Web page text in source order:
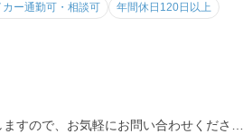
カー通勤可・相談可
年間休日120日以上
すので、お気軽にお問い合わせくださ